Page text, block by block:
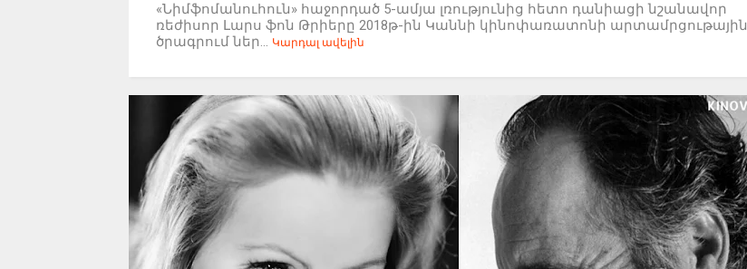
«Նիմֆոմանուհուն» հաջորդած 5-ամյա լռությունից հետո դանիացի նշանավոր
ռեժիսոր Լարս ֆոն Թրիերը 2018թ-ին Կաննի կինոփառատոնի արտամրցութային
ծրագրում ներ... Կարդալ ավելին